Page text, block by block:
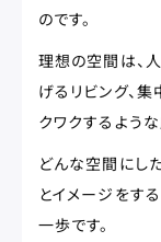
のです。
理想の空間は、
げるリビング、
クワクするような
どんな空間にし
とイメージをす
一歩です。